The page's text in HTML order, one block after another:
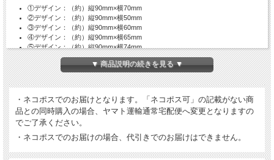
①デザイン：（約）縦90mm×横70mm
②デザイン：（約）縦90mm×横50mm
③デザイン：（約）縦90mm×横60mm
④デザイン：（約）縦90mm×横65mm
⑤デザイン：（約）縦90mm×横74mm
耐候性もあるため屋外でもご使用いただけます。
▼ 商品説明の続きを見る ▼
・ネコポスでのお届けとなります。「ネコポス可」の記載がない商
品との同時購入の場合、ヤマト運輸通常宅配便へ変更となりますの
でご了承ください。
・ネコポスでのお届けの場合、代引きでのお届けはできません。